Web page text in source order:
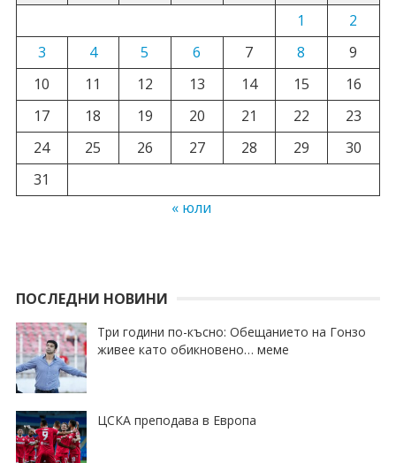
1
2
3
4 5 6 7 8
9
10
11 12 13 14 15
16
17
18 19 20 21 22
23
24
25 26 27 28 29
30
31
« юли
ПОСЛЕДНИ НОВИНИ
Три години по-късно: Обещанието на Гонзо
живее като обикновено… меме
ЦСКА преподава в Европа